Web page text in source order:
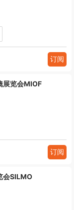
订阅
展览会MIOF
订阅
会SILMO